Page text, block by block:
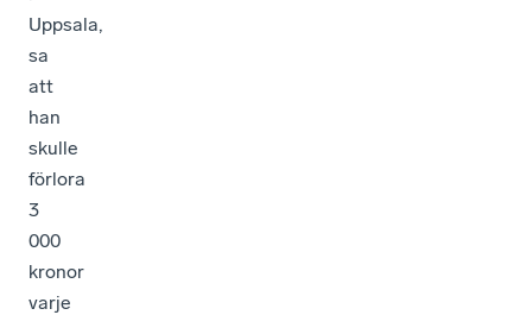
Uppsala,
sa
att
han
skulle
förlora
3
000
kronor
varje